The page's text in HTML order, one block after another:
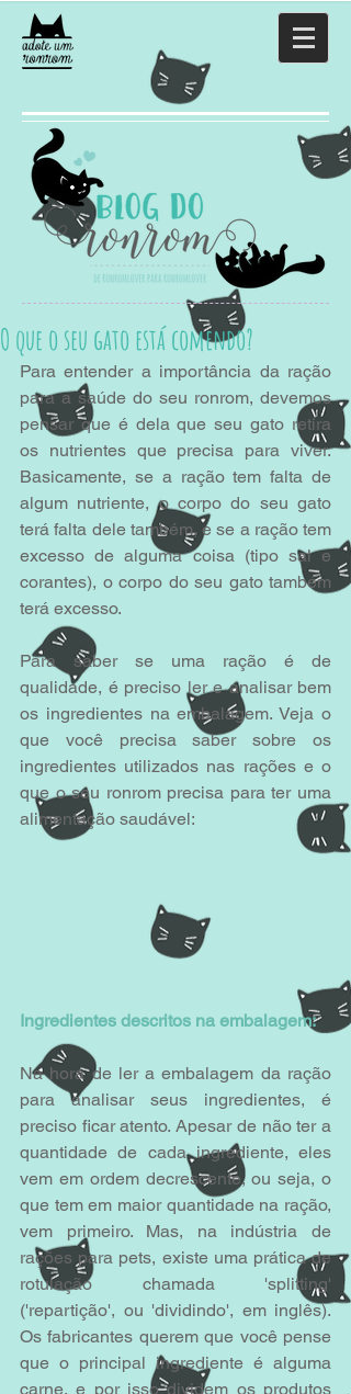
O que o seu gato está comendo?
Para entender a importância da ração
para a saúde do seu ronrom, devemos
pensar que é dela que seu gato retira
os nutrientes que precisa para viver.
Basicamente, se a ração tem falta de
algum nutriente, o corpo do seu gato
terá falta dele também, e se a ração tem
excesso de alguma coisa (tipo sal e
corantes), o corpo do seu gato também
terá excesso.
Para saber se uma ração é de
qualidade, é preciso ler e analisar bem
os ingredientes na embalagem. Veja o
que você precisa saber sobre os
ingredientes utilizados nas rações e o
que o seu ronrom precisa para ter uma
alimentação saudável:
Ingredientes descritos na embalagem:
Na hora de ler a embalagem da ração
para analisar seus ingredientes, é
preciso ficar atento. Apesar de não ter a
quantidade de cada ingrediente, eles
vem em ordem decrescente, ou seja, o
que tem em maior quantidade na ração,
vem primeiro. Mas, na indústria de
rações para pets, existe uma prática de
rotulação chamada 'splitting'
('repartição', ou 'dividindo', em inglês).
Os fabricantes querem que você pense
que o principal ingrediente é alguma
carne, e por isso dividem os produtos